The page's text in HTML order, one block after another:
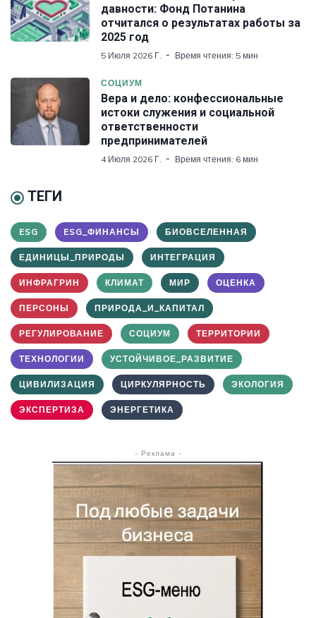
давности: Фонд Потанина
отчитался о результатах работы за
2025 год
5 Июля 2026 Г. Время чтения: 5 мин
СОЦИУМ
Вера и дело: конфессиональные
истоки служения и социальной
ответственности
предпринимателей
4 Июля 2026 Г. Время чтения: 6 мин
ТЕГИ
ESG ESG_ФИНАНСЫ БИОВСЕЛЕННАЯ
ЕДИНИЦЫ_ПРИРОДЫ ИНТЕГРАЦИЯ
ИНФРАГРИН КЛИМАТ МИР ОЦЕНКА
ПЕРСОНЫ ПРИРОДА_И_КАПИТАЛ
РЕГУЛИРОВАНИЕ СОЦИУМ ТЕРРИТОРИИ
ТЕХНОЛОГИИ УСТОЙЧИВОЕ_РАЗВИТИЕ
ЦИВИЛИЗАЦИЯ ЦИРКУЛЯРНОСТЬ ЭКОЛОГИЯ
ЭКСПЕРТИЗА ЭНЕРГЕТИКА
- Реклама -